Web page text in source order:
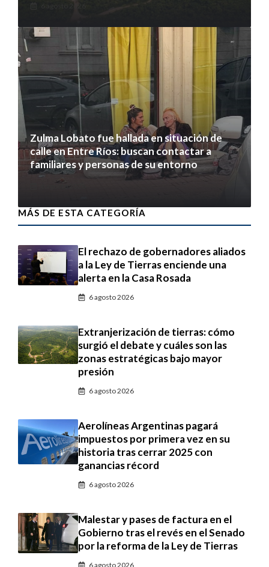
Zulma Lobato fue hallada en situación de
calle en Entre Ríos: buscan contactar a
familiares y personas de su entorno
MÁS DE ESTA CATEGORÍA
El rechazo de gobernadores aliados
a la Ley de Tierras enciende una
alerta en la Casa Rosada
6 agosto 2026
Extranjerización de tierras: cómo
surgió el debate y cuáles son las
zonas estratégicas bajo mayor
presión
6 agosto 2026
Aerolíneas Argentinas pagará
impuestos por primera vez en su
historia tras cerrar 2025 con
ganancias récord
6 agosto 2026
Malestar y pases de factura en el
Gobierno tras el revés en el Senado
por la reforma de la Ley de Tierras
6 agosto 2026